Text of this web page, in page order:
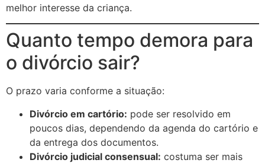
melhor interesse da criança.
Quanto tempo demora para
o divórcio sair?
O prazo varia conforme a situação:
Divórcio em cartório: pode ser resolvido em
poucos dias, dependendo da agenda do cartório e
da entrega dos documentos.
Divórcio judicial consensual: costuma ser mais